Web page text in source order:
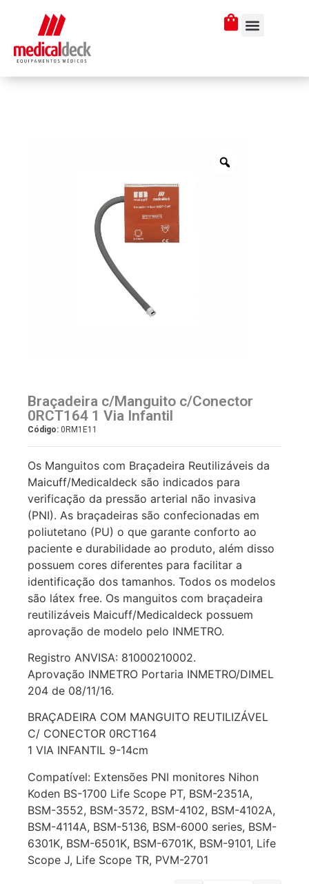
Braçadeira c/Manguito c/Conector
0RCT164 1 Via Infantil
Código: 0RM1E11
Os Manguitos com Braçadeira Reutilizáveis da
Maicuff/Medicaldeck são indicados para
verificação da pressão arterial não invasiva
(PNI). As braçadeiras são confecionadas em
poliutetano (PU) o que garante conforto ao
paciente e durabilidade ao produto, além disso
possuem cores diferentes para facilitar a
identificação dos tamanhos. Todos os modelos
são látex free. Os manguitos com braçadeira
reutilizáveis Maicuff/Medicaldeck possuem
aprovação de modelo pelo INMETRO.
Registro ANVISA: 81000210002.
Aprovação INMETRO Portaria INMETRO/DIMEL
204 de 08/11/16.
BRAÇADEIRA COM MANGUITO REUTILIZÁVEL
C/ CONECTOR 0RCT164
1 VIA INFANTIL 9-14cm
Compatível: Extensões PNI monitores Nihon
Koden BS-1700 Life Scope PT, BSM-2351A,
BSM-3552, BSM-3572, BSM-4102, BSM-4102A,
BSM-4114A, BSM-5136, BSM-6000 series, BSM-
6301K, BSM-6501K, BSM-6701K, BSM-9101, Life
Scope J, Life Scope TR, PVM-2701